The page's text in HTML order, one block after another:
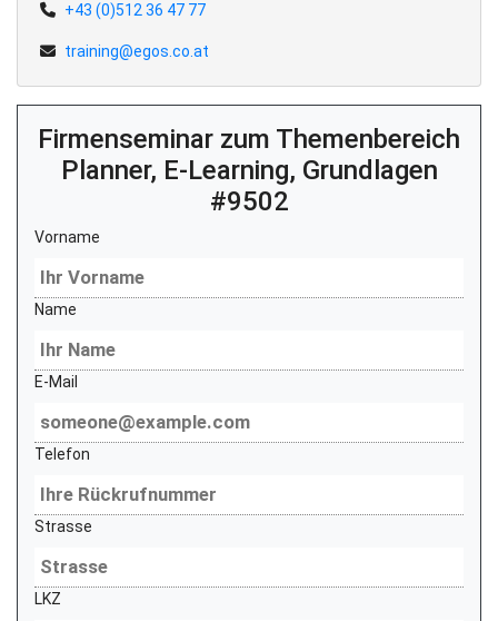
+43 (0)512 36 47 77
training@egos.co.at
Firmenseminar zum Themenbereich
Planner, E-Learning, Grundlagen
#9502
Vorname
Name
E-Mail
Telefon
Strasse
LKZ